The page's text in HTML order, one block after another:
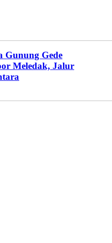
Gunung Gede
Meledak, Jalur